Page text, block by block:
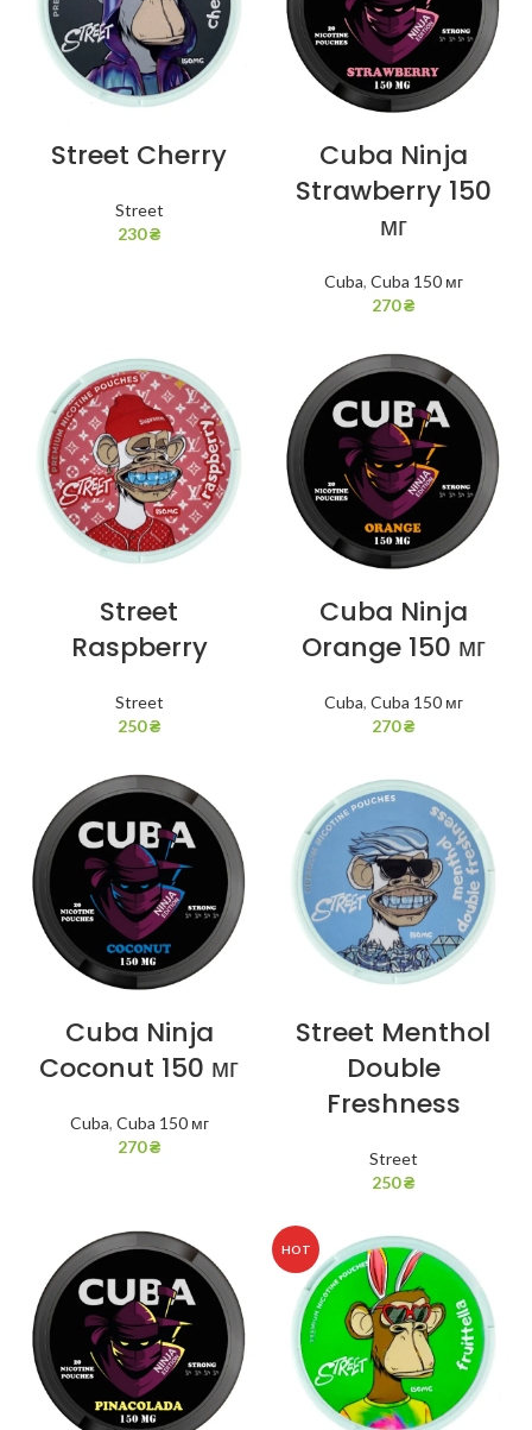
Street Cherry
Street
230₴
Cuba Ninja
Strawberry 150
мг
Cuba, Cuba 150 мг
270₴
Street
Raspberry
Street
250₴
Cuba Ninja
Orange 150 мг
Cuba, Cuba 150 мг
270₴
Cuba Ninja
Coconut 150 мг
Cuba, Cuba 150 мг
270₴
Street Menthol
Double
Freshness
Street
250₴
HOT